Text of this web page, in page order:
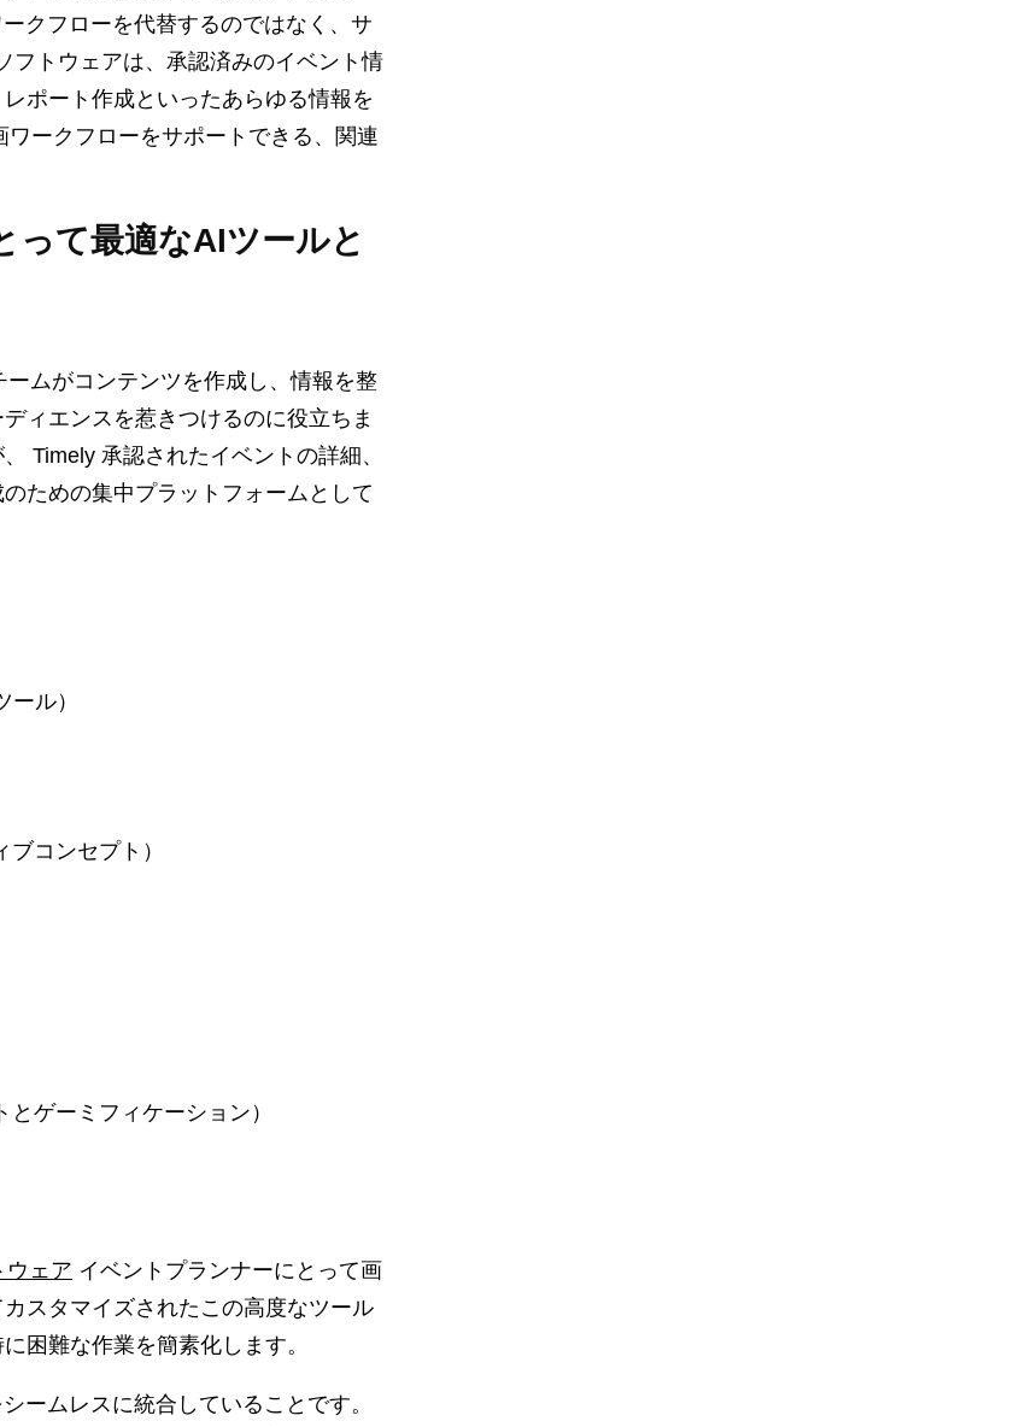
クフローを代替するのではなく、サ
フトウェアは、承認済みのイベント情
ポート作成といったあらゆる情報を
ークフローをサポートできる、関連
って最適なAIツールと
ムがコンテンツを作成し、情報を整
ィエンスを惹きつけるのに役立ちま
Timely 承認されたイベントの詳細、
ための集中プラットフォームとして
ール）
コンセプト）
ゲーミフィケーション）
ウェア イベントプランナーにとって画
スタマイズされたこの高度なツール
困難な作業を簡素化します。
ームレスに統合していることです。